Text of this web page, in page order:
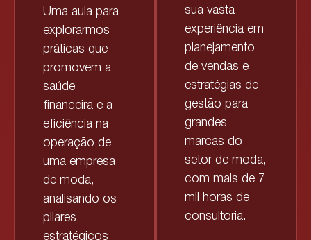
Uma aula para
explorarmos
práticas que
promovem a
saúde
financeira e a
eficiência na
operação de
uma empresa
de moda,
analisando os
pilares
estratégicos
sua vasta
experiência em
planejamento
de vendas e
estratégias de
gestão para
grandes
marcas do
setor de moda,
com mais de 7
mil horas de
consultoria.